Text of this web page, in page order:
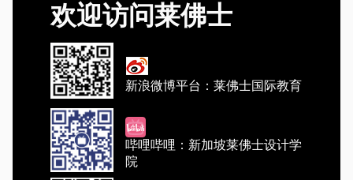
欢迎访问莱佛士
新浪微博平台：莱佛士国际教育
哔哩哔哩：新加坡莱佛士设计学
院